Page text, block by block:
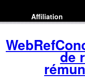
Affiliation
de